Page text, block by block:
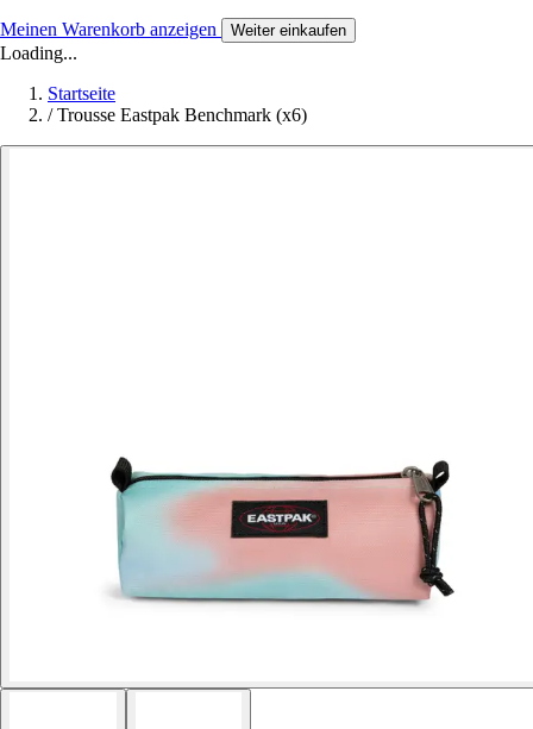
Meinen Warenkorb anzeigen Weiter einkaufen
Loading...
Startseite
/ Trousse Eastpak Benchmark (x6)